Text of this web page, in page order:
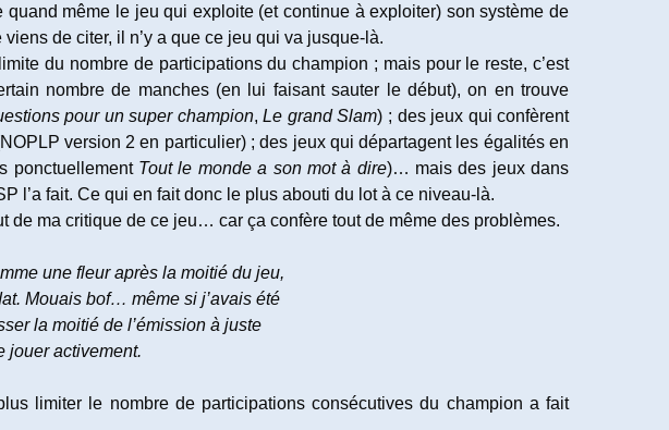
même le jeu qui exploite (et continue à exploiter) son système de
de citer, il n’y a que ce jeu qui va jusque-là.
du nombre de participations du champion ; mais pour le reste, c’est
nombre de manches (en lui faisant sauter le début), on en trouve
pour un super champion,Le grand Slam) ; des jeux qui confèrent
version 2 en particulier) ; des jeux qui départagent les égalités en
ponctuellement Tout le monde a son mot à dire)… mais des jeux dans
l’a fait. Ce qui en fait donc le plus abouti du lot à ce niveau-là.
de ma critique de ce jeu… car ça confère tout de même des problèmes.
une fleur après la moitié du jeu,
Mouais bof… même si j’avais été
la moitié de l’émission à juste
jouer activement.
limiter le nombre de participations consécutives du champion a fait